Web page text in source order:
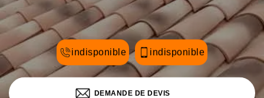
indisponible indisponible
DEMANDE DE DEVIS